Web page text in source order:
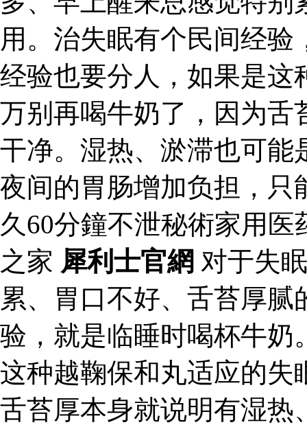
用。治失眠有个民间经
经验也要分人，如果是这
万别再喝牛奶了，因为舌
干净。湿热、淤滞也可能
夜间的胃肠增加负担，只
久60分鐘不泄秘術家用
之家 犀利士官網 对于失
累、胃口不好、舌苔厚
验，就是临睡时喝杯牛奶
这种越鞠保和丸适应的失
舌苔厚本身就说明有湿热